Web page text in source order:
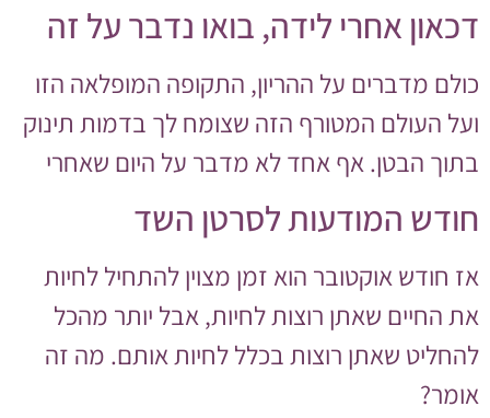
דכאון אחרי לידה, בואו נדבר על זה
כולם מדברים על ההריון, התקופה המופלאה הזו
ועל העולם המטורף הזה שצומח לך בדמות תינוק
בתוך הבטן. אף אחד לא מדבר על היום שאחרי
חודש המודעות לסרטן השד
אז חודש אוקטובר הוא זמן מצוין להתחיל לחיות
את החיים שאתן רוצות לחיות, אבל יותר מהכל
להחליט שאתן רוצות בכלל לחיות אותם. מה זה
אומר?